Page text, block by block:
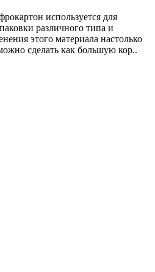
используется для
различного типа и
этого материала настолько
сделать как большую кор..